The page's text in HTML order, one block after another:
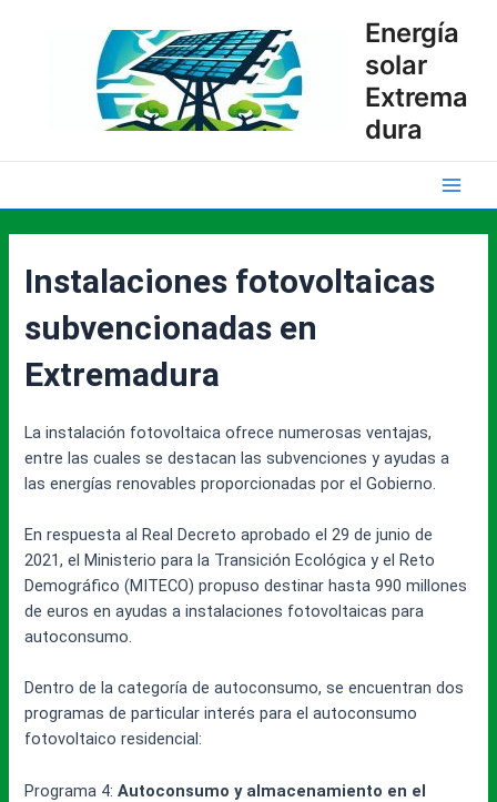
Energía
solar
Extrema
dura
Main
Instalaciones fotovoltaicas
subvencionadas en
Extremadura
La instalación fotovoltaica ofrece numerosas ventajas,
entre las cuales se destacan las subvenciones y ayudas a
las energías renovables proporcionadas por el Gobierno.
En respuesta al Real Decreto aprobado el 29 de junio de
2021, el Ministerio para la Transición Ecológica y el Reto
Demográfico (MITECO) propuso destinar hasta 990 millones
de euros en ayudas a instalaciones fotovoltaicas para
autoconsumo.
Dentro de la categoría de autoconsumo, se encuentran dos
programas de particular interés para el autoconsumo
fotovoltaico residencial:
Programa 4:Autoconsumo y almacenamiento en el